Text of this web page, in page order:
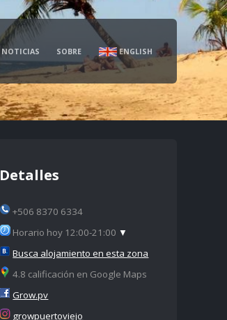
NOTICIAS SOBRE ENGLISH
Detalles
+506 8370 6334
Horario hoy 12:00-21:00 ▼
Busca alojamiento en esta zona
4.8 calificación en Google Maps
Grow.pv
growpuertoviejo